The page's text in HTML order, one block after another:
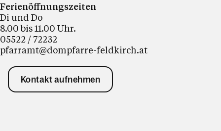
Ferienöffnungszeiten
Di und Do
8.00 bis 11.00 Uhr.
05522 / 72232
pfarramt@dompfarre-feldkirch.at
Kontakt aufnehmen